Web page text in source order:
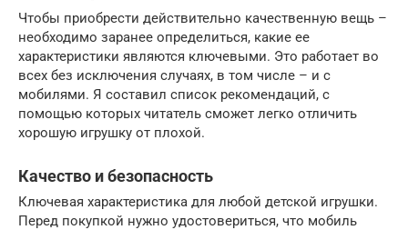
Чтобы приобрести действительно качественную вещь –
необходимо заранее определиться, какие ее
характеристики являются ключевыми. Это работает во
всех без исключения случаях, в том числе – и с
мобилями. Я составил список рекомендаций, с
помощью которых читатель сможет легко отличить
хорошую игрушку от плохой.
Качество и безопасность
Ключевая характеристика для любой детской игрушки.
Перед покупкой нужно удостовериться, что мобиль